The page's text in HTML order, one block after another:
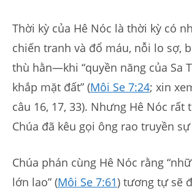
Thời kỳ của Hê Nóc là thời kỳ có
chiến tranh và đổ máu, nỗi lo sợ,
thù hằn—khi “quyền năng của Sa
khắp mặt đất” (Môi Se 7:24; xin
câu 16, 17, 33). Nhưng Hê Nóc rất
Chúa đã kêu gọi ông rao truyền
Chúa phán cùng Hê Nóc rằng
lớn lao” (Môi Se 7:61) tương tự sẽ